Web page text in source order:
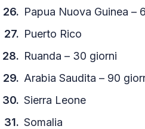
Papua Nuova Guinea –
Puerto Rico
Ruanda – 30 giorni
Arabia Saudita – 90
Sierra Leone
Somalia